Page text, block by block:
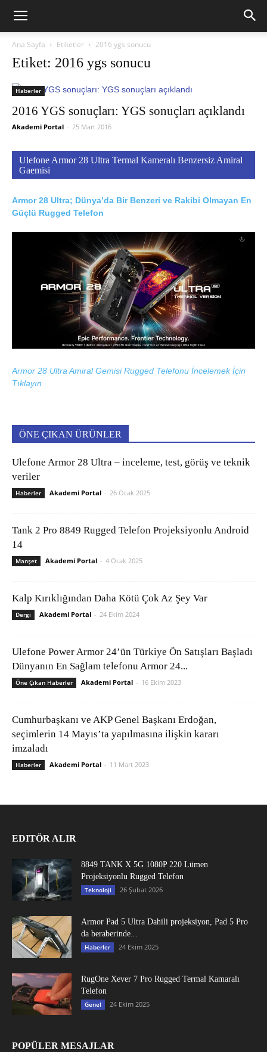
Ana Sayfa Etiketler 2016 ygs sonucu
Etiket: 2016 ygs sonucu
Haberler
2016 YGS sonuçları: YGS sonuçları açıklandı
Akademi Portal - 25 Mart 2016
Ulefone Armor 28 Ultra Termal Kameralı Benzersiz Amiral
Gaemisi
Armor 28 Ultra; Dünya’da Bir Benzeri ve Rakibi Olmayan En
Güçlü Rugged Telefon
Armor 28 Ultra Amiral Gemisi Rugged Telefonu İncelemek İçin
Tıklayın
ÖNE ÇIKAN ÜRÜNLER
Ulefone Armor 28 Ultra – inceleme, test, görüş ve teknik
veriler
Haberler Akademi Portal - 26 Ocak 2025
Tank 2 Pro 8849 Rugged Telefon Projeksiyonlu Android
14
Manşet Akademi Portal - 4 Ocak 2025
Kalp Kırıklığından Daha Kötü Çok Az Şey Var
Dergi Akademi Portal - 24 Ekim 2024
Ulefone Power Armor 24’ün Türkiye Ön Satışları Başladı
Dünyanın En Sağlam telefonu Armor 24...
Öne Çıkan Haberler Akademi Portal - 16 Ekim 2023
Cumhurbaşkanı ve AKP Genel Başkanı Erdoğan,
seçimlerin 14 Mayıs’ta yapılmasına ilişkin kararı
imzaladı
Haberler Akademi Portal - 11 Mart 2023
EDITÖR ALIR
8849 TANK X 5G 1080P 220 Lümen
Projeksiyonlu Rugged Telefon
Teknoloji 26 Şubat 2026
Armor Pad 5 Ultra Dahili projeksiyon, Pad 5 Pro
da beraberinde...
Haberler 24 Ekim 2025
RugOne Xever 7 Pro Rugged Termal Kamaralı
Telefon
Genel 24 Ekim 2025
POPÜLER MESAJLAR